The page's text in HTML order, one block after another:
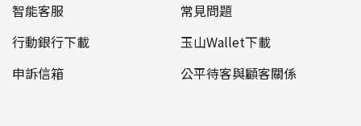
智能客服
常見問題
行動銀行下載
玉山Wallet下載
申訴信箱
公平待客與顧客關係